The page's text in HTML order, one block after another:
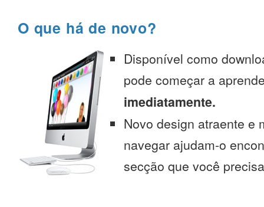
O que há de novo?
Disponível como
pode começar a
imediatamente.
Novo design atraente e
navegar ajudam-o
secção que você